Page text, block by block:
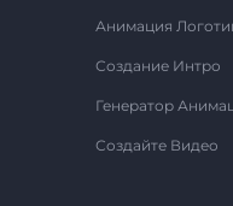
Анимация
Создание Интро
Генератор
Создайте Видео